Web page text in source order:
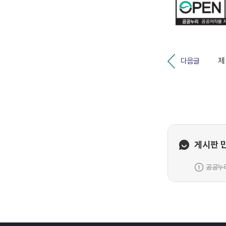
다음글
게시판
공공누